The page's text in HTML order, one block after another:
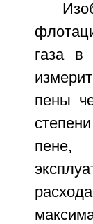
газа в
пены
пене,